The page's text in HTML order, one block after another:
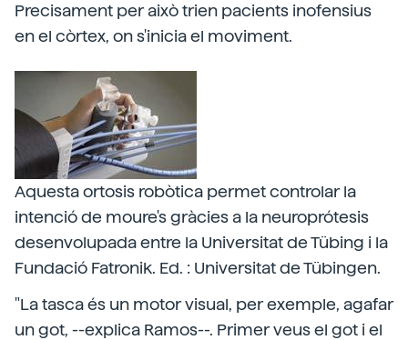
Precisament per això trien pacients inofensius
en el còrtex, on s'inicia el moviment.
Aquesta ortosis robòtica permet controlar la
intenció de moure's gràcies a la neuroprótesis
desenvolupada entre la Universitat de Tübing i la
Fundació Fatronik. Ed. : Universitat de Tübingen.
"La tasca és un motor visual, per exemple, agafar
un got, --explica Ramos--. Primer veus el got i el